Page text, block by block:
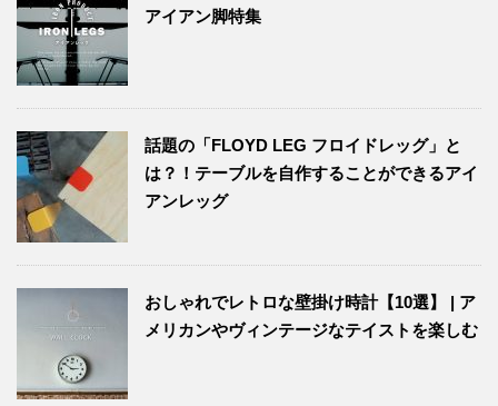
アイアン脚特集
話題の「FLOYD LEG フロイドレッグ」と
は？！テーブルを自作することができるアイ
アンレッグ
おしゃれでレトロな壁掛け時計【10選】 | ア
メリカンやヴィンテージなテイストを楽しむ